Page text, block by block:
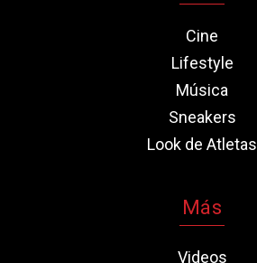
Cine
Lifestyle
Música
Sneakers
Look de Atletas
Más
Videos